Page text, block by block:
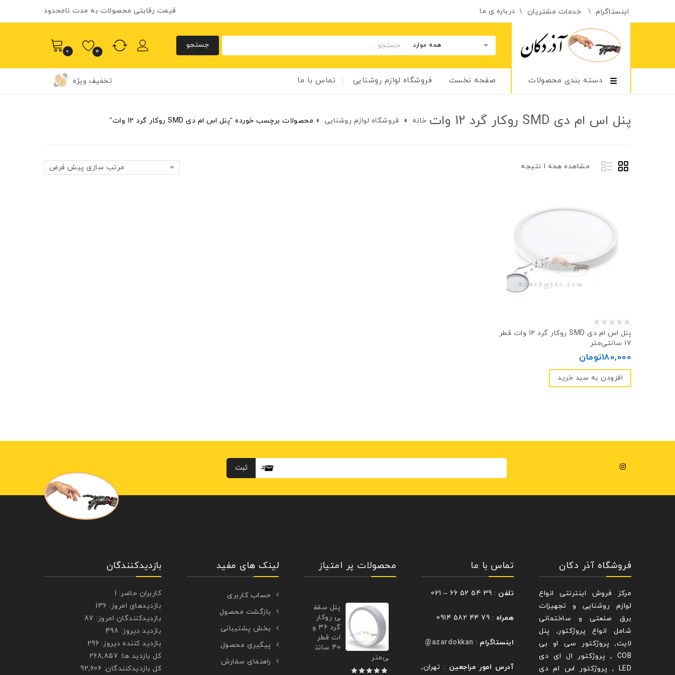
قیمت رقابتی محصولات به مدت نامحدود اینستاگرام خدمات مشتریان درباره ی ما
همه موارد
0
0
دسته بندی محصولات صفحه نخست فروشگاه لوازم روشنایی تماس با ما تخفیف ویژه
پنل اس ام دی SMD روکار گرد 12 وات خانه » فروشگاه لوازم روشنایی » محصولات برچسب خورده “پنل اس ام دی SMD روکار گرد 12 وات”
مشاهده همه 1 نتیجه مرتب سازی پیش فرض
out
of
5
پنل اس ام دی SMD روکار گرد ۱۲ وات قطر
۱۷ سانتی‌متر
180,000تومان
افزودن به سبد خرید
فروشگاه آذر دکان
مرکز فروش اینترنتی انواع
لوازم روشنایی و تجهیزات
برق صنعتی و ساختمانی
شامل انواع پروژکتور, پنل
لایت, پروژکتور سی او بی
COB , پروژکتور ال ای دی
LED , پروژکتور اس ام دی
تماس با ما
تلفن : 39 54 52 66 – 021
همراه : 79 44 582 0914
اینستاگرام :
azardokkan@
آدرس امور مراجعین : تهران,
محصولات پر امتیاز
پنل سقف
ی روکار
گرد 36 و
ات قطر
40 سانت
ی‌متر
لینک های مفید
حساب کاربری
بازگشت محصول
بخش پشتیبانی
پیگیری محصول
راهنمای سفارش
بازدیدکنندگان
کاربران حاضر: 1
بازدیدهای امروز: 136
بازدیدکنندگان امروز: 87
بازدید دیروز: 498
بازدید کننده دیروز: 296
کل بازدید ها: 268,857
کل بازدیدکنند‌گان: 92,606